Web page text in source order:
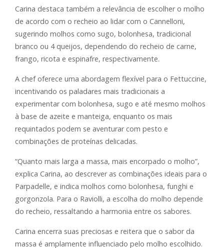
Carina destaca também a relevância de escolher o molho
de acordo com o recheio ao lidar com o Cannelloni,
sugerindo molhos como sugo, bolonhesa, tradicional
branco ou 4 queijos, dependendo do recheio de carne,
frango, ricota e espinafre, respectivamente.
A chef oferece uma abordagem flexível para o Fettuccine,
incentivando os paladares mais tradicionais a
experimentar com bolonhesa, sugo e até mesmo molhos
à base de azeite e manteiga, enquanto os mais
requintados podem se aventurar com pesto e
combinações de proteínas delicadas.
“Quanto mais larga a massa, mais encorpado o molho”,
explica Carina, ao descrever as combinações ideais para o
Parpadelle, e indica molhos como bolonhesa, funghi e
gorgonzola. Para o Raviolli, a escolha do molho depende
do recheio, ressaltando a harmonia entre os sabores.
Carina encerra suas preciosas e reitera que o sabor da
massa é amplamente influenciado pelo molho escolhido.